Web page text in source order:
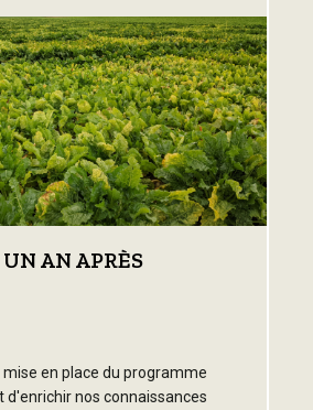
AN APRÈS
mise en place du programme
d'enrichir nos connaissances